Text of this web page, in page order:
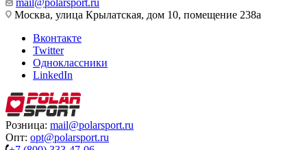
mail@polarsport.ru
Москва, улица Крылатская, дом 10, помещение 238а
Вконтакте
Twitter
Одноклассники
LinkedIn
Розница: mail@polarsport.ru
Опт: opt@polarsport.ru